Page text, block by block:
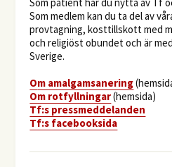
Som medlem kan du ta del av
provtagning, kosttillskott med
och religiöst obundet och är
Sverige.
Om amalgamsanering
Om rotfyllningar(hemsida)
​Tf:s pressmeddelanden
Tf:s facebooksida